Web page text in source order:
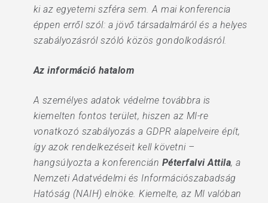
ki az egyetemi szféra sem. A mai konferencia
éppen erről szól: a jövő társadalmáról és a helyes
szabályozásról szóló közös gondolkodásról.
Az információ hatalom
A személyes adatok védelme továbbra is
kiemelten fontos terület, hiszen az MI-re
vonatkozó szabályozás a GDPR alapelveire épít,
így azok rendelkezéseit kell követni –
hangsúlyozta a konferencián Péterfalvi Attila, a
Nemzeti Adatvédelmi és Információszabadság
Hatóság (NAIH) elnöke. Kiemelte, az MI valóban